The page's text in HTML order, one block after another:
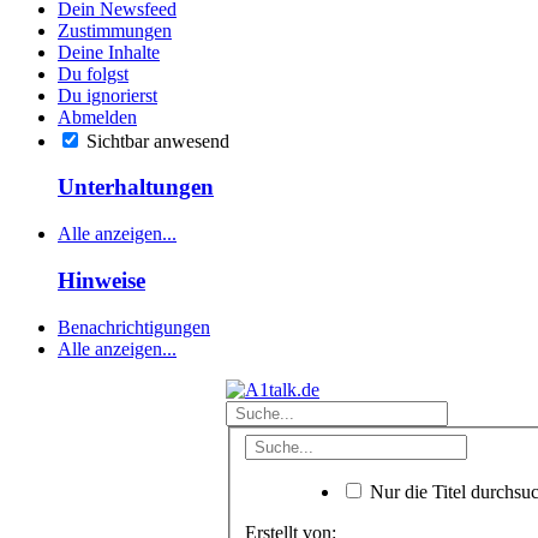
Dein Newsfeed
Zustimmungen
Deine Inhalte
Du folgst
Du ignorierst
Abmelden
Sichtbar anwesend
Unterhaltungen
Alle anzeigen...
Hinweise
Benachrichtigungen
Alle anzeigen...
Nur die Titel
Erstellt von: